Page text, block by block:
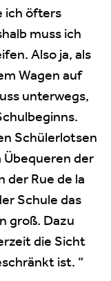
ich öfters
muss ich
Also ja, als
Wagen auf
unterwegs,
Schülerlotsen
der
der Rue de la
Schule das
groß. Dazu
die Sicht
ist. “